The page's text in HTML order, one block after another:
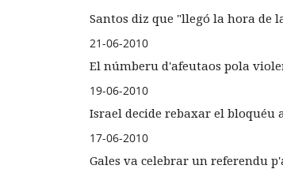
Santos diz que "llegó la hora de
21-06-2010
El númberu d'afeutaos pola
19-06-2010
Israel decide rebaxar el bloquéu
17-06-2010
Gales va celebrar un referendu